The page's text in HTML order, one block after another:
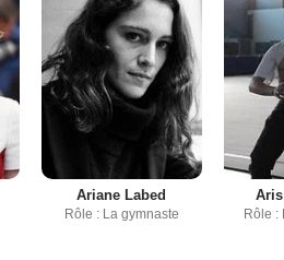
Ariane Labed
Rôle : La gymnaste Rôle :